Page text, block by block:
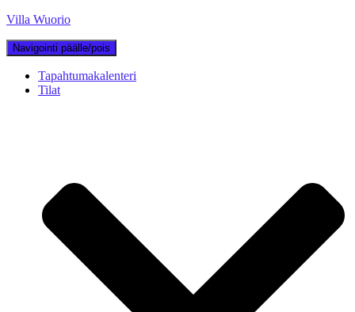
Villa Wuorio
Navigointi päälle/pois
Tapahtumakalenteri
Tilat